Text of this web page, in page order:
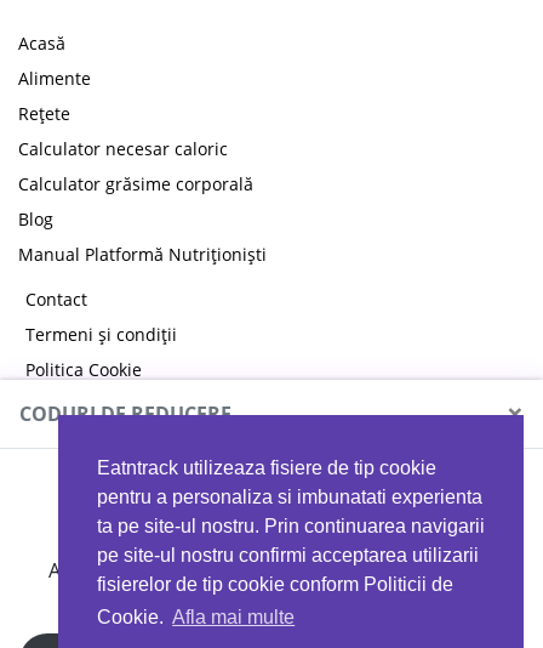
Eatntrack utilizeaza fisiere de tip cookie
pentru a personaliza si imbunatati experienta
ta pe site-ul nostru. Prin continuarea navigarii
pe site-ul nostru confirmi acceptarea utilizarii
fisierelor de tip cookie conform Politicii de
Cookie. Afla mai multe
Acasă
Alimente
Rețete
Calculator necesar caloric
Calculator grăsime corporală
Blog
Manual Platformă Nutriționiști
Contact
Termeni și condiții
Politica Cookie
Politica de confidențialitate
CODURI DE REDUCERE ×
MYPROTEIN
Ai 40%reducere la orice comandă folosind codul
EATTRACK